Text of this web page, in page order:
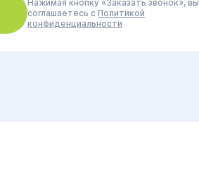
Нажимая кнопку «Заказать звонок», вы
соглашаетесь с Политикой
конфиденциальности